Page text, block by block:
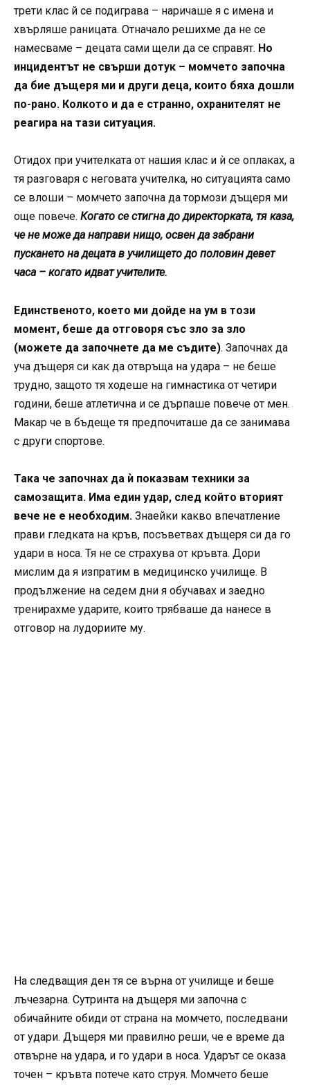
трети клас й се подиграва – наричаше я с имена и
хвърляше раницата. Отначало решихме да не се
намесваме – децата сами щели да се справят. Но
инцидентът не свърши дотук – момчето започна
да бие дъщеря ми и други деца, които бяха дошли
по-рано. Колкото и да е странно, охранителят не
реагира на тази ситуация.
Отидох при учителката от нашия клас и ѝ се оплаках, а
тя разговаря с неговата учителка, но ситуацията само
се влоши – момчето започна да тормози дъщеря ми
още повече. Когато се стигна до директорката, тя каза,
че не може да направи нищо, освен да забрани
пускането на децата в училището до половин девет
часа – когато идват учителите.
Единственото, което ми дойде на ум в този
момент, беше да отговоря със зло за зло
(можете да започнете да ме съдите). Започнах да
уча дъщеря си как да отвръща на удара – не беше
трудно, защото тя ходеше на гимнастика от четири
години, беше атлетична и се дърпаше повече от мен.
Макар че в бъдеще тя предпочиташе да се занимава
с други спортове.
Така че започнах да ѝ показвам техники за
самозащита. Има един удар, след който вторият
вече не е необходим. Знаейки какво впечатление
прави гледката на кръв, посъветвах дъщеря си да го
удари в носа. Тя не се страхува от кръвта. Дори
мислим да я изпратим в медицинско училище. В
продължение на седем дни я обучавах и заедно
тренирахме ударите, които трябваше да нанесе в
отговор на лудориите му.
На следващия ден тя се върна от училище и беше
лъчезарна. Сутринта на дъщеря ми започна с
обичайните обиди от страна на момчето, последвани
от удари. Дъщеря ми правилно реши, че е време да
отвърне на удара, и го удари в носа. Ударът се оказа
точен – кръвта потече като струя. Момчето беше